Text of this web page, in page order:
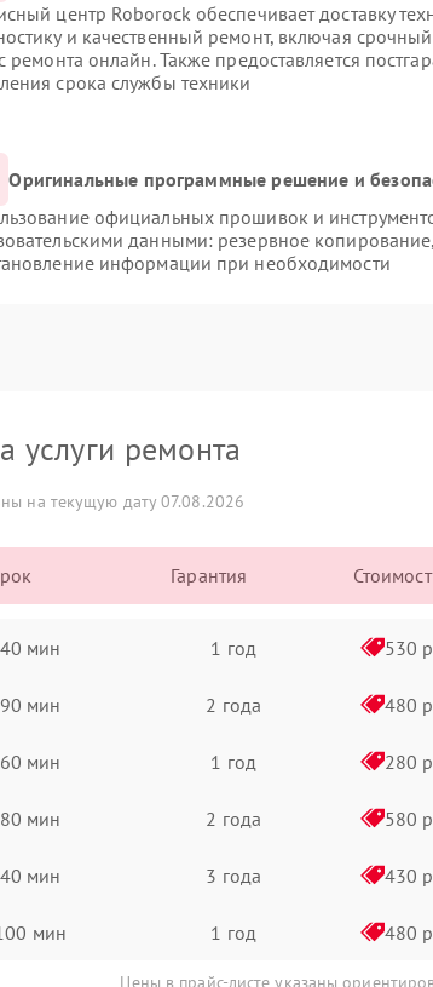
центр Roborock обеспечивает доставку
и качественный ремонт, включая
ремонта онлайн. Также предоставляется
срока службы техники
Оригинальные программные решение и
официальных прошивок и
данными: резервное
информации при необходимости
услуги ремонта
на текущую дату 07.08.2026
Гарантия
40 мин 1 год 530 р
90 мин 2 года 480 р
60 мин 1 год 280 р
80 мин 2 года 580 р
40 мин 3 года 430 р
мин 1 год 480 р
Цены в прайс-листе указаны